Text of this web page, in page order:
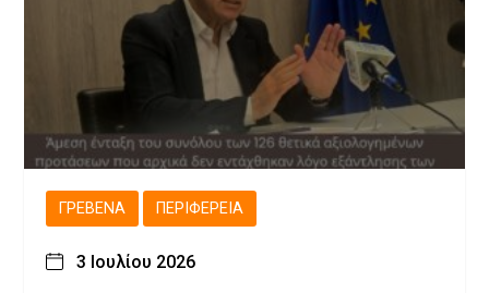
ΓΡΕΒΕΝΆ ΠΕΡΙΦΈΡΕΙΑ
3 Ιουλίου 2026